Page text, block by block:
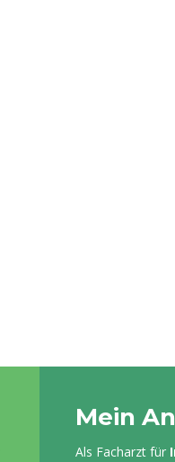
Mein
Als Facharzt für